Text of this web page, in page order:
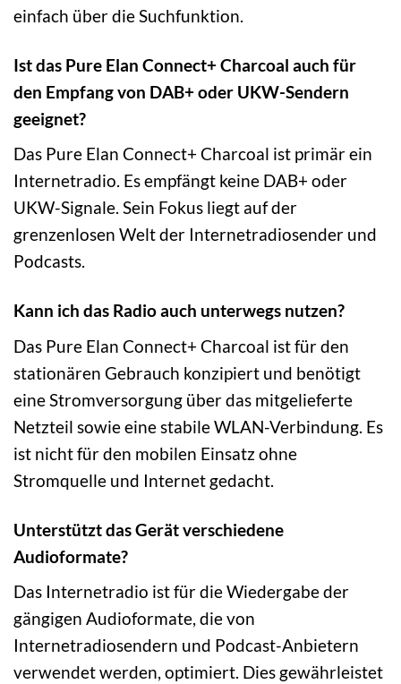
einfach über die Suchfunktion.
Ist das Pure Elan Connect+ Charcoal auch für
den Empfang von DAB+ oder UKW-Sendern
geeignet?
Das Pure Elan Connect+ Charcoal ist primär ein
Internetradio. Es empfängt keine DAB+ oder
UKW-Signale. Sein Fokus liegt auf der
grenzenlosen Welt der Internetradiosender und
Podcasts.
Kann ich das Radio auch unterwegs nutzen?
Das Pure Elan Connect+ Charcoal ist für den
stationären Gebrauch konzipiert und benötigt
eine Stromversorgung über das mitgelieferte
Netzteil sowie eine stabile WLAN-Verbindung. Es
ist nicht für den mobilen Einsatz ohne
Stromquelle und Internet gedacht.
Unterstützt das Gerät verschiedene
Audioformate?
Das Internetradio ist für die Wiedergabe der
gängigen Audioformate, die von
Internetradiosendern und Podcast-Anbietern
verwendet werden, optimiert. Dies gewährleistet